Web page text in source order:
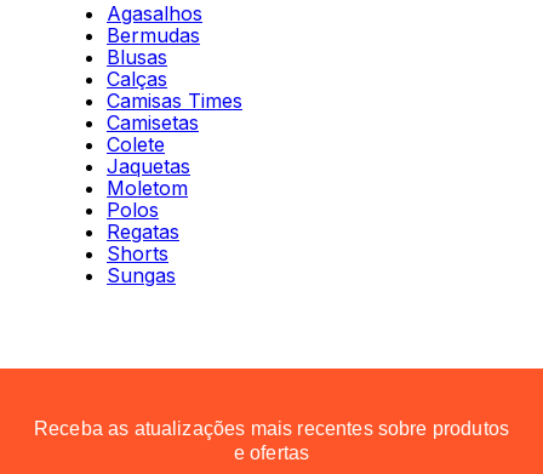
Agasalhos
Bermudas
Blusas
Calças
Camisas Times
Camisetas
Colete
Jaquetas
Moletom
Polos
Regatas
Shorts
Sungas
Receba as atualizações mais recentes sobre produtos
e ofertas